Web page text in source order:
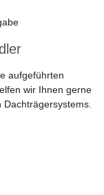
aufgeführten
wir Ihnen gerne